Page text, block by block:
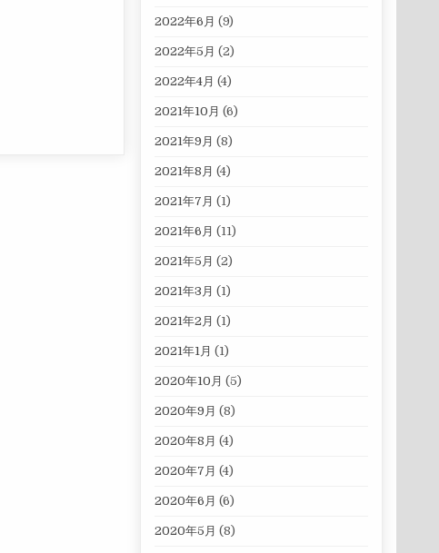
2022年6月 (9)
2022年5月 (2)
2022年4月 (4)
2021年10月 (6)
2021年9月 (8)
2021年8月 (4)
2021年7月 (1)
2021年6月 (11)
2021年5月 (2)
2021年3月 (1)
2021年2月 (1)
2021年1月 (1)
2020年10月 (5)
2020年9月 (8)
2020年8月 (4)
2020年7月 (4)
2020年6月 (6)
2020年5月 (8)